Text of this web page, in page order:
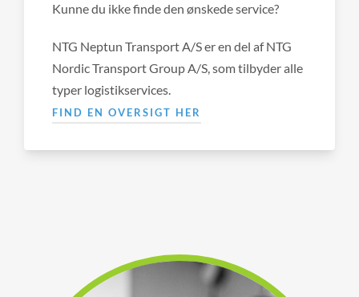
Kunne du ikke finde den ønskede service?
NTG Neptun Transport A/S er en del af NTG
Nordic Transport Group A/S, som tilbyder alle
typer logistikservices.
FIND EN OVERSIGT HER